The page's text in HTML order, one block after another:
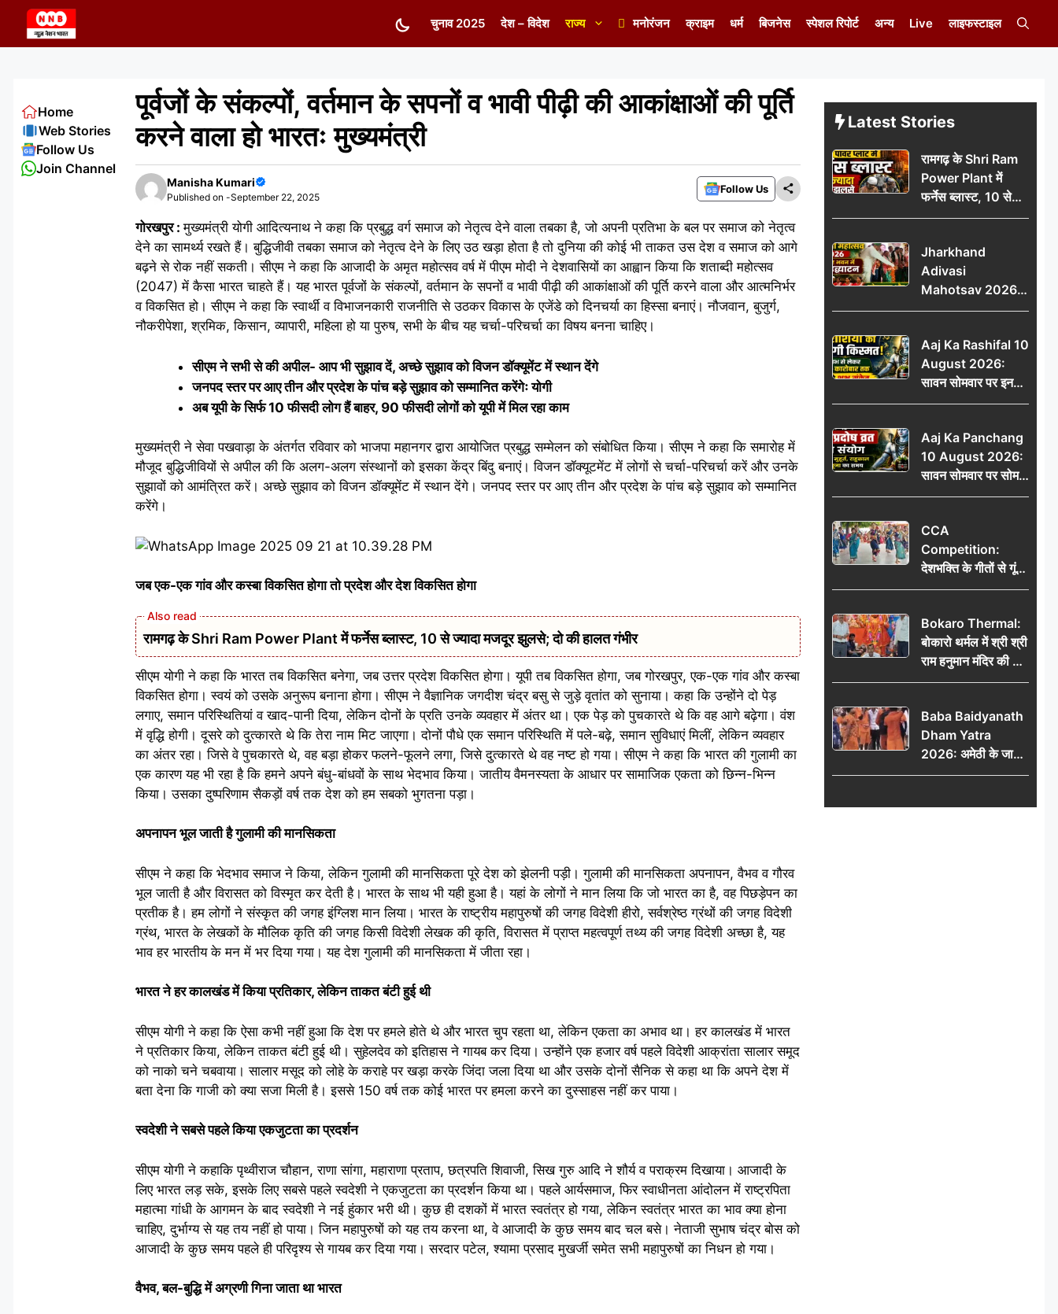
content
चुनाव 2025 देश – विदेश राज्य मनोरंजन क्राइम धर्म बिजनेस स्पेशल रिपोर्ट अन्य Live लाइफस्टाइल
पूर्वजों के संकल्पों, वर्तमान के सपनों व भावी पीढ़ी की आकांक्षाओं की पूर्ति
करने वाला हो भारतः मुख्यमंत्री
Manisha Kumari
Published on -September 22, 2025
Follow Us
गोरखपुर :मुख्यमंत्री योगी आदित्यनाथ ने कहा कि प्रबुद्ध वर्ग समाज को नेतृत्व देने वाला तबका है, जो अपनी प्रतिभा के बल पर समाज को नेतृत्व
देने का सामर्थ्य रखते हैं। बुद्धिजीवी तबका समाज को नेतृत्व देने के लिए उठ खड़ा होता है तो दुनिया की कोई भी ताकत उस देश व समाज को आगे
बढ़ने से रोक नहीं सकती। सीएम ने कहा कि आजादी के अमृत महोत्सव वर्ष में पीएम मोदी ने देशवासियों का आह्वान किया कि शताब्दी महोत्सव
(2047) में कैसा भारत चाहते हैं। यह भारत पूर्वजों के संकल्पों, वर्तमान के सपनों व भावी पीढ़ी की आकांक्षाओं की पूर्ति करने वाला और आत्मनिर्भर
व विकसित हो। सीएम ने कहा कि स्वार्थी व विभाजनकारी राजनीति से उठकर विकास के एजेंडे को दिनचर्या का हिस्सा बनाएं। नौजवान, बुजुर्ग,
नौकरीपेशा, श्रमिक, किसान, व्यापारी, महिला हो या पुरुष, सभी के बीच यह चर्चा-परिचर्चा का विषय बनना चाहिए।
सीएम ने सभी से की अपील- आप भी सुझाव दें, अच्छे सुझाव को विजन डॉक्यूमेंट में स्थान देंगे
जनपद स्तर पर आए तीन और प्रदेश के पांच बड़े सुझाव को सम्मानित करेंगेः योगी
अब यूपी के सिर्फ 10 फीसदी लोग हैं बाहर, 90 फीसदी लोगों को यूपी में मिल रहा काम
मुख्यमंत्री ने सेवा पखवाड़ा के अंतर्गत रविवार को भाजपा महानगर द्वारा आयोजित प्रबुद्ध सम्मेलन को संबोधित किया। सीएम ने कहा कि समारोह में
मौजूद बुद्धिजीवियों से अपील की कि अलग-अलग संस्थानों को इसका केंद्र बिंदु बनाएं। विजन डॉक्यूटमेंट में लोगों से चर्चा-परिचर्चा करें और उनके
सुझावों को आमंत्रित करें। अच्छे सुझाव को विजन डॉक्यूमेंट में स्थान देंगे। जनपद स्तर पर आए तीन और प्रदेश के पांच बड़े सुझाव को सम्मानित
करेंगे।
जब एक-एक गांव और कस्बा विकसित होगा तो प्रदेश और देश विकसित होगा
रामगढ़ के Shri Ram Power Plant में फर्नेस ब्लास्ट, 10 से ज्यादा मजदूर झुलसे; दो की हालत गंभीर
सीएम योगी ने कहा कि भारत तब विकसित बनेगा, जब उत्तर प्रदेश विकसित होगा। यूपी तब विकसित होगा, जब गोरखपुर, एक-एक गांव और कस्बा
विकसित होगा। स्वयं को उसके अनुरूप बनाना होगा। सीएम ने वैज्ञानिक जगदीश चंद्र बसु से जुड़े वृतांत को सुनाया। कहा कि उन्होंने दो पेड़
लगाए, समान परिस्थितियां व खाद-पानी दिया, लेकिन दोनों के प्रति उनके व्यवहार में अंतर था। एक पेड़ को पुचकारते थे कि वह आगे बढ़ेगा। वंश
में वृद्धि होगी। दूसरे को दुत्कारते थे कि तेरा नाम मिट जाएगा। दोनों पौधे एक समान परिस्थिति में पले-बढ़े, समान सुविधाएं मिलीं, लेकिन व्यवहार
का अंतर रहा। जिसे वे पुचकारते थे, वह बड़ा होकर फलने-फूलने लगा, जिसे दुत्कारते थे वह नष्ट हो गया। सीएम ने कहा कि भारत की गुलामी का
एक कारण यह भी रहा है कि हमने अपने बंधु-बांधवों के साथ भेदभाव किया। जातीय वैमनस्यता के आधार पर सामाजिक एकता को छिन्न-भिन्न
किया। उसका दुष्परिणाम सैकड़ों वर्ष तक देश को हम सबको भुगतना पड़ा।
अपनापन भूल जाती है गुलामी की मानसिकता
सीएम ने कहा कि भेदभाव समाज ने किया, लेकिन गुलामी की मानसिकता पूरे देश को झेलनी पड़ी। गुलामी की मानसिकता अपनापन, वैभव व गौरव
भूल जाती है और विरासत को विस्मृत कर देती है। भारत के साथ भी यही हुआ है। यहां के लोगों ने मान लिया कि जो भारत का है, वह पिछड़ेपन का
प्रतीक है। हम लोगों ने संस्कृत की जगह इंग्लिश मान लिया। भारत के राष्ट्रीय महापुरुषों की जगह विदेशी हीरो, सर्वश्रेष्ठ ग्रंथों की जगह विदेशी
ग्रंथ, भारत के लेखकों के मौलिक कृति की जगह किसी विदेशी लेखक की कृति, विरासत में प्राप्त महत्वपूर्ण तथ्य की जगह विदेशी अच्छा है, यह
भाव हर भारतीय के मन में भर दिया गया। यह देश गुलामी की मानसिकता में जीता रहा।
भारत ने हर कालखंड में किया प्रतिकार, लेकिन ताकत बंटी हुई थी
सीएम योगी ने कहा कि ऐसा कभी नहीं हुआ कि देश पर हमले होते थे और भारत चुप रहता था, लेकिन एकता का अभाव था। हर कालखंड में भारत
ने प्रतिकार किया, लेकिन ताकत बंटी हुई थी। सुहेलदेव को इतिहास ने गायब कर दिया। उन्होंने एक हजार वर्ष पहले विदेशी आक्रांता सालार समूद
को नाको चने चबवाया। सालार मसूद को लोहे के कराहे पर खड़ा करके जिंदा जला दिया था और उसके दोनों सैनिक से कहा था कि अपने देश में
बता देना कि गाजी को क्या सजा मिली है। इससे 150 वर्ष तक कोई भारत पर हमला करने का दुस्साहस नहीं कर पाया।
स्वदेशी ने सबसे पहले किया एकजुटता का प्रदर्शन
सीएम योगी ने कहाकि पृथ्वीराज चौहान, राणा सांगा, महाराणा प्रताप, छत्रपति शिवाजी, सिख गुरु आदि ने शौर्य व पराक्रम दिखाया। आजादी के
लिए भारत लड़ सके, इसके लिए सबसे पहले स्वदेशी ने एकजुटता का प्रदर्शन किया था। पहले आर्यसमाज, फिर स्वाधीनता आंदोलन में राष्ट्रपिता
महात्मा गांधी के आगमन के बाद स्वदेशी ने नई हुंकार भरी थी। कुछ ही दशकों में भारत स्वतंत्र हो गया, लेकिन स्वतंत्र भारत का भाव क्या होना
चाहिए, दुर्भाग्य से यह तय नहीं हो पाया। जिन महापुरुषों को यह तय करना था, वे आजादी के कुछ समय बाद चल बसे। नेताजी सुभाष चंद्र बोस को
आजादी के कुछ समय पहले ही परिदृश्य से गायब कर दिया गया। सरदार पटेल, श्यामा प्रसाद मुखर्जी समेत सभी महापुरुषों का निधन हो गया।
वैभव, बल-बुद्धि में अग्रणी गिना जाता था भारत
Home
Web Stories
Follow Us
Join Channel
Latest Stories
रामगढ़ के Shri Ram
Power Plant में
फर्नेस ब्लास्ट, 10 से
ज्यादा मजदूर झुलसे; दो
Jharkhand
Adivasi
Mahotsav 2026
का नगर भवन में भव्य
पारंपरिक प्रस्तुतियों ने
मोहा मन
Aaj Ka Rashifal 10
August 2026:
सावन सोमवार पर इन
राशियों की चमकेगी
लेकर नौकरी-कारोबार
तक मिलेंगे शुभ संकेत
Aaj Ka Panchang
10 August 2026:
सावन सोमवार पर सोम
प्रदोष व्रत का संयोग,
और पूजा का समय
CCA
Competition:
देशभक्ति के गीतों से गूंजा
डीएवी कथारा, लोक
बांधा समां
Bokaro Thermal:
बोकारो थर्मल में श्री श्री
राम हनुमान मंदिर की नई
कमेटी गठित, बाबूलाल
Baba Baidyanath
Dham Yatra
2026: अमेठी के जायस
से बाबा बैद्यनाथ धाम के
का दूसरा जत्था